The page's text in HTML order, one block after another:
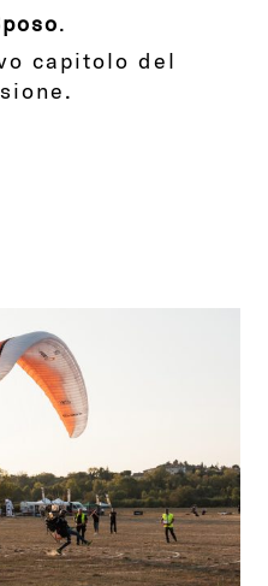
.
capitolo del